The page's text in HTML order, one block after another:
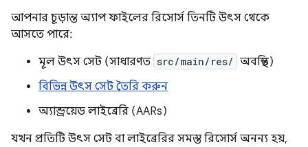
আপনার চূড়ান্ত অ্যাপ ফাইলের রিসোর্স তিনটি উৎস থেকে
আসতে পারে:
মূল উৎস সেট (সাধারণত src/main/res/ অবস্থিত)
বিভিন্ন উৎস সেট তৈরি করুন
অ্যান্ড্রয়েড লাইব্রেরি (AARs)
যখন প্রতিটি উৎস সেট বা লাইব্রেরির সমস্ত রিসোর্স অনন্য হয়,